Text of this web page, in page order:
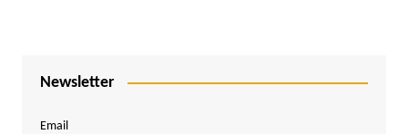
Newsletter
Email